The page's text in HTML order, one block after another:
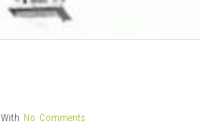
With No Comments